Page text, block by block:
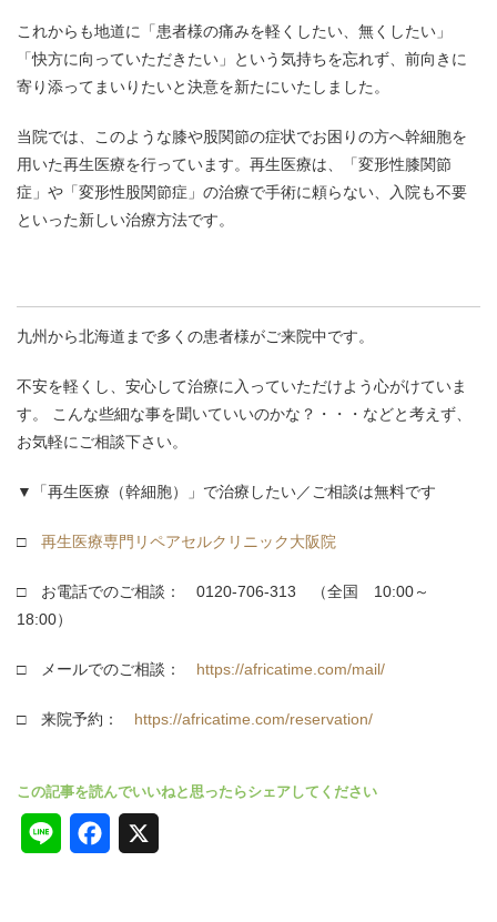
これからも地道に「患者様の痛みを軽くしたい、無くしたい」
「快方に向っていただきたい」という気持ちを忘れず、前向きに
寄り添ってまいりたいと決意を新たにいたしました。
当院では、このような膝や股関節の症状でお困りの方へ幹細胞を
用いた再生医療を行っています。再生医療は、「変形性膝関節
症」や「変形性股関節症」の治療で手術に頼らない、入院も不要
といった新しい治療方法です。
九州から北海道まで多くの患者様がご来院中です。
不安を軽くし、安心して治療に入っていただけよう心がけていま
す。 こんな些細な事を聞いていいのかな？・・・などと考えず、
お気軽にご相談下さい。
▼「再生医療（幹細胞）」で治療したい／ご相談は無料です
□ 再生医療専門リペアセルクリニック大阪院
□ お電話でのご相談： 0120-706-313 （全国 10:00～
18:00）
□ メールでのご相談： https://africatime.com/mail/
□ 来院予約： https://africatime.com/reservation/